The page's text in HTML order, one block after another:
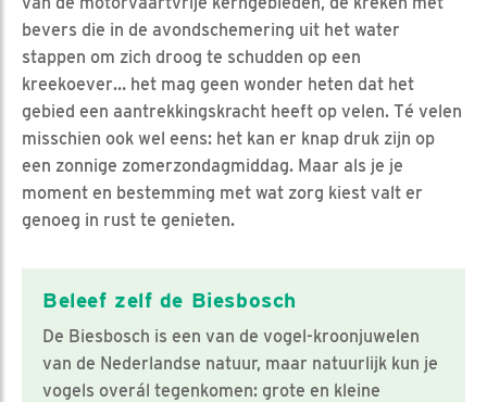
bevers die in de avondschemering uit het water
stappen om zich droog te schudden op een
kreekoever… het mag geen wonder heten dat het
gebied een aantrekkingskracht heeft op velen. Té velen
misschien ook wel eens: het kan er knap druk zijn op
een zonnige zomerzondagmiddag. Maar als je je
moment en bestemming met wat zorg kiest valt er
genoeg in rust te genieten.
Beleef zelf de Biesbosch
De Biesbosch is een van de vogel-kroonjuwelen
van de Nederlandse natuur, maar natuurlijk kun je
vogels overál tegenkomen: grote en kleine